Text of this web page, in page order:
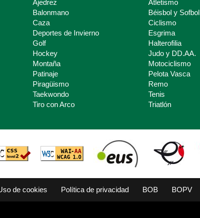
Ajedrez Atletismo
Balonmano Béisbol y Sofbol
Caza Ciclismo
Deportes de Invierno Esgrima
Golf Halterofilia
Hockey Judo y DD.AA.
Montaña Motociclismo
Patinaje Pelota Vasca
Piragüismo Remo
Taekwondo Tenis
Tiro con Arco Triatlón
de cookies Política de privacidad BOB BOPV